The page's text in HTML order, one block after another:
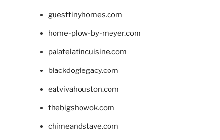
guesttinyhomes.com
home-plow-by-meyer.com
palatelatincuisine.com
blackdoglegacy.com
eatvivahouston.com
thebigshowok.com
chimeandstave.com